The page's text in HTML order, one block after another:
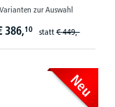
zur Auswahl
386,10 statt€ 449,-
Neu